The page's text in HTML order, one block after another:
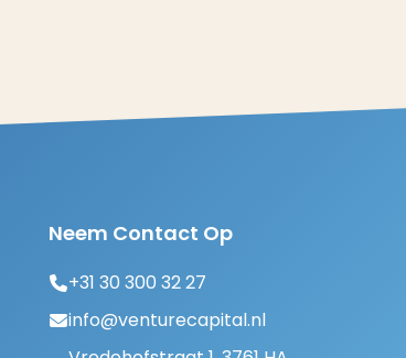
Neem Contact Op
+31 30 300 32 27
info@venturecapital.nl